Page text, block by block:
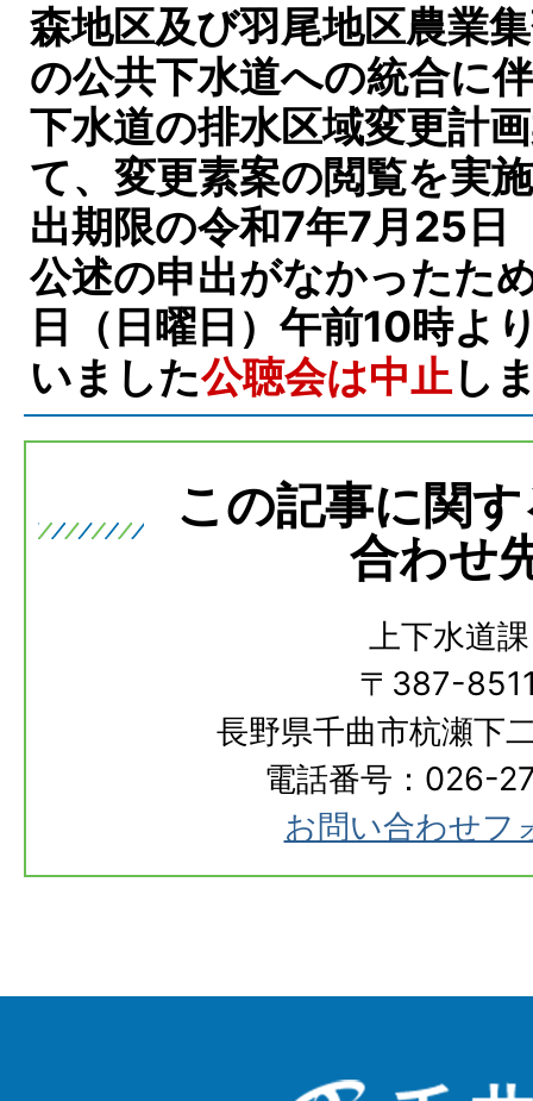
森地区及び羽尾地区農業
の公共下水道への統合に
下水道の排水区域変更計
て、変更素案の閲覧を実
出期限の令和7年7月25日
公述の申出がなかったた
日（日曜日）午前10時よ
いました公聴会は中止し
この記事に関
合わせ
上下水道課
〒387-
長野県千曲市杭瀬下
電話番号：026-
お問い合わせフ